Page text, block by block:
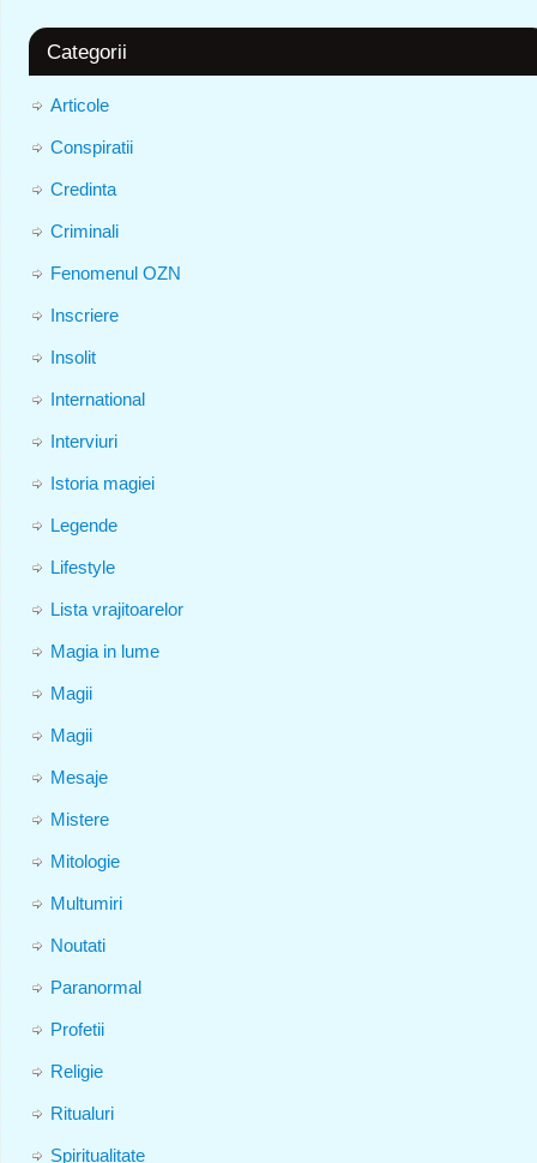
Categorii
Articole
Conspiratii
Credinta
Criminali
Fenomenul OZN
Inscriere
Insolit
International
Interviuri
Istoria magiei
Legende
Lifestyle
Lista vrajitoarelor
Magia in lume
Magii
Magii
Mesaje
Mistere
Mitologie
Multumiri
Noutati
Paranormal
Profetii
Religie
Ritualuri
Spiritualitate